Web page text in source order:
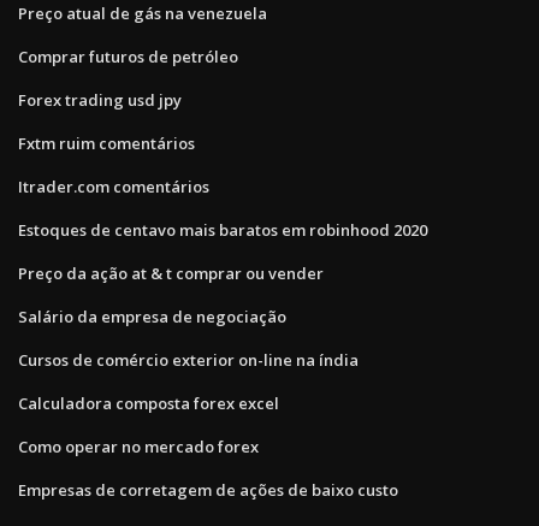
Preço atual de gás na venezuela
Comprar futuros de petróleo
Forex trading usd jpy
Fxtm ruim comentários
Itrader.com comentários
Estoques de centavo mais baratos em robinhood 2020
Preço da ação at & t comprar ou vender
Salário da empresa de negociação
Cursos de comércio exterior on-line na índia
Calculadora composta forex excel
Como operar no mercado forex
Empresas de corretagem de ações de baixo custo